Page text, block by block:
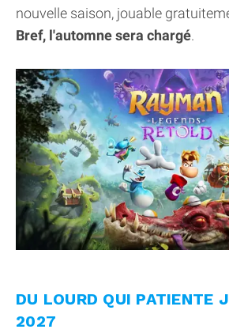
nouvelle saison, jouable
Bref, l'automne sera chargé.
DU LOURD QUI PATIENTE
2027